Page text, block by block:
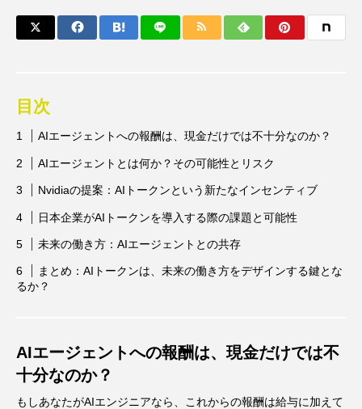
目次
AIエージェントへの報酬は、現金だけでは不十分なのか？
AIエージェントとは何か？その可能性とリスク
Nvidiaの提案：AIトークンという新たなインセンティブ
日本企業がAIトークンを導入する際の課題と可能性
未来の働き方：AIエージェントとの共存
まとめ：AIトークンは、未来の働き方をデザインする鍵とな
るか？
AIエージェントへの報酬は、現金だけでは不
十分なのか？
もしあなたがAIエンジニアなら、これからの報酬は給与に加えて